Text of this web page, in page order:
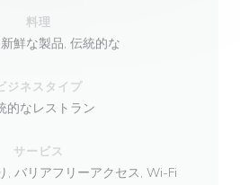
料理
鮮な製品, 伝統的な
ジネスタイプ
的なレストラン
サービス
, バリアフリーアクセス, Wi-Fi